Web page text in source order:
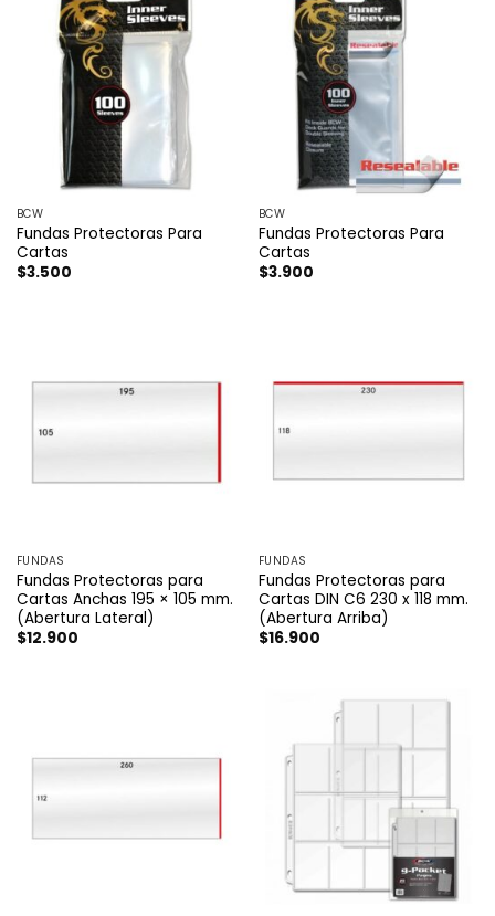
$11.600
BCW
Fundas Protectoras Para
Cartas
$3.500
BCW
Fundas Protectoras Para
Cartas
$3.900
FUNDAS
Fundas Protectoras para
Cartas Anchas 195 × 105 mm.
(Abertura Lateral)
$12.900
FUNDAS
Fundas Protectoras para
Cartas DIN C6 230 x 118 mm.
(Abertura Arriba)
$16.900